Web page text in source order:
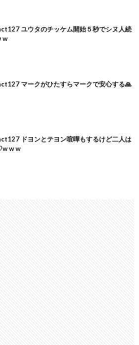
ユウタのチッケム開始５秒でシヌ人続
w
マークがひたすらマークで安心する🙏
ドヨンとテヨン喧嘩もするけど二人は
w w